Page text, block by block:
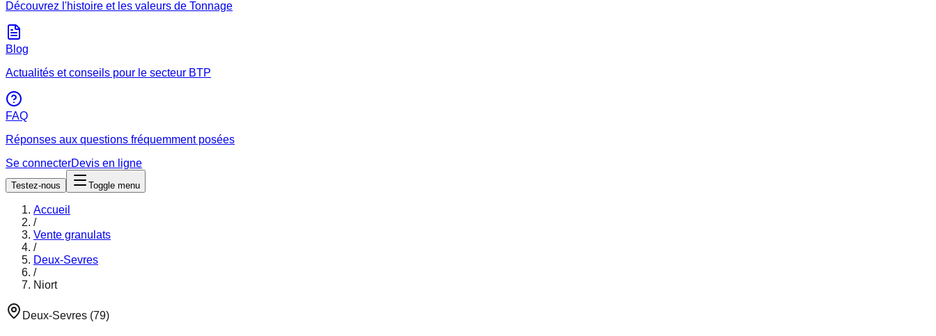
Découvrez l'histoire et les valeurs de Tonnage
Blog
Actualités et conseils pour le secteur BTP
FAQ
Réponses aux questions fréquemment posées
Se connecterDevis en ligne
Testez-nous Toggle menu
Accueil
/
Vente granulats
/
Deux-Sevres
/
Niort
Deux-Sevres (79)